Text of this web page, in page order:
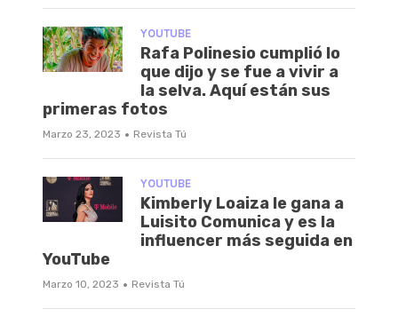
YOUTUBE
Rafa Polinesio cumplió lo
que dijo y se fue a vivir a
la selva. Aquí están sus
primeras fotos
Marzo 23, 2023 · Revista Tú
YOUTUBE
Kimberly Loaiza le gana a
Luisito Comunica y es la
influencer más seguida en
YouTube
Marzo 10, 2023 · Revista Tú